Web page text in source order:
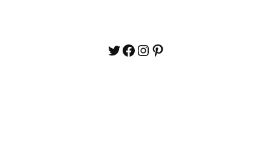
Twitter
Facebook
Instagram
Pinterest